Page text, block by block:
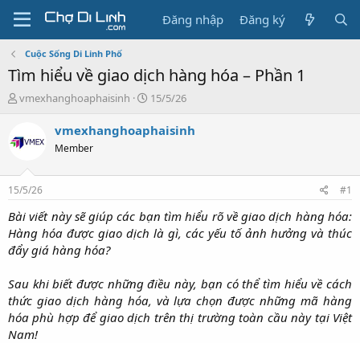
Đăng nhập Đăng ký
Cuộc Sống Di Linh Phố
Tìm hiểu về giao dịch hàng hóa – Phần 1
T
e
s
t
a
r
t
e
vmexhanghoaphaisinh
N
à
15/5/26
vmexhanghoaphaisinh
Member
15/5/26 #1
Bài viết này sẽ giúp các bạn tìm hiểu rõ về giao dịch hàng hóa:
Hàng hóa được giao dịch là gì, các yếu tố ảnh hưởng và thúc
đẩy giá hàng hóa?
Sau khi biết được những điều này, bạn có thể tìm hiểu về cách
thức giao dịch hàng hóa, và lựa chọn được những mã hàng
hóa phù hợp để giao dịch trên thị trường toàn cầu này tại Việt
Nam!